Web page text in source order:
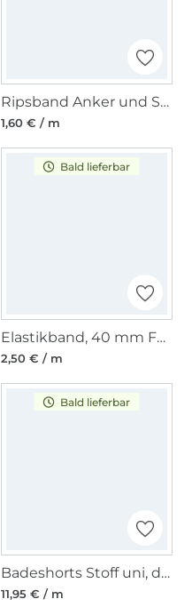
Ripsband Anker und Sterne, marine
1,60 € / m
Bald lieferbar
Elastikband, 40 mm Fancy Stripes, dunkelblau
2,50 € / m
Bald lieferbar
Badeshorts Stoff uni, dunkelblau
11,95 € / m